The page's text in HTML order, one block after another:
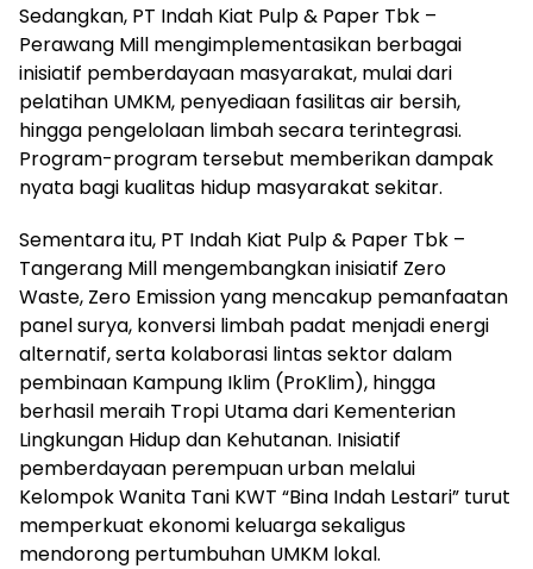
Sedangkan, PT Indah Kiat Pulp & Paper Tbk –
Perawang Mill mengimplementasikan berbagai
inisiatif pemberdayaan masyarakat, mulai dari
pelatihan UMKM, penyediaan fasilitas air bersih,
hingga pengelolaan limbah secara terintegrasi.
Program-program tersebut memberikan dampak
nyata bagi kualitas hidup masyarakat sekitar.
Sementara itu, PT Indah Kiat Pulp & Paper Tbk –
Tangerang Mill mengembangkan inisiatif Zero
Waste, Zero Emission yang mencakup pemanfaatan
panel surya, konversi limbah padat menjadi energi
alternatif, serta kolaborasi lintas sektor dalam
pembinaan Kampung Iklim (ProKlim), hingga
berhasil meraih Tropi Utama dari Kementerian
Lingkungan Hidup dan Kehutanan. Inisiatif
pemberdayaan perempuan urban melalui
Kelompok Wanita Tani KWT “Bina Indah Lestari” turut
memperkuat ekonomi keluarga sekaligus
mendorong pertumbuhan UMKM lokal.